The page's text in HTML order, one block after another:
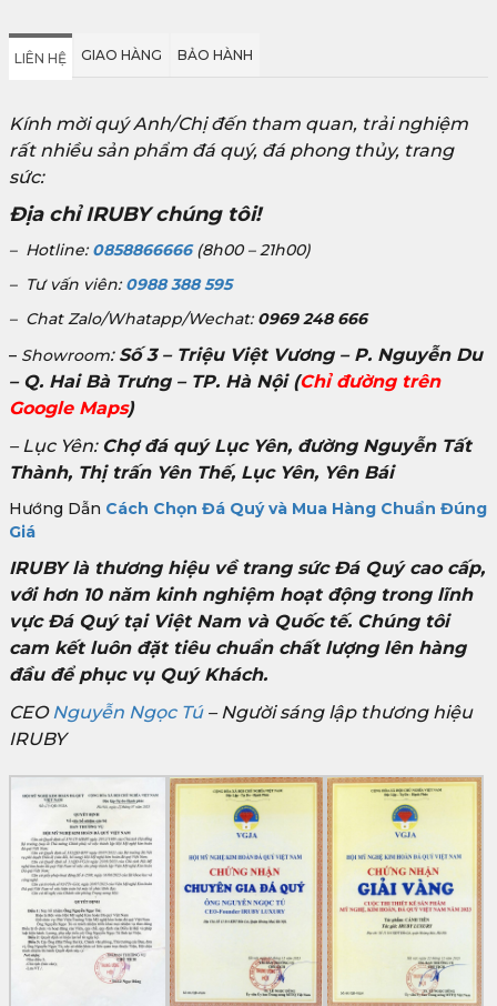
LIÊN HỆ GIAO HÀNG BẢO HÀNH
Kính mời quý Anh/Chị đến tham quan, trải nghiệm
rất nhiều sản phẩm đá quý, đá phong thủy, trang
sức:
Địa chỉ IRUBY chúng tôi!
– Hotline: 0858866666(8h00 – 21h00)
– Tư vấn viên: 0988 388 595
– Chat Zalo/Whatapp/Wechat: 0969 248 666
– Showroom: Số 3 – Triệu Việt Vương – P. Nguyễn Du
– Q. Hai Bà Trưng – TP. Hà Nội(Chỉ đường trên
Google Maps)
– Lục Yên: Chợ đá quý Lục Yên, đường Nguyễn Tất
Thành, Thị trấn Yên Thế, Lục Yên, Yên Bái
Hướng Dẫn Cách Chọn Đá Quý và Mua Hàng Chuẩn Đúng
Giá
IRUBY là thương hiệu về trang sức Đá Quý cao cấp,
với hơn 10 năm kinh nghiệm hoạt động trong lĩnh
vực Đá Quý tại Việt Nam và Quốc tế. Chúng tôi
cam kết luôn đặt tiêu chuẩn chất lượng lên hàng
đầu để phục vụ Quý Khách.
CEONguyễn Ngọc Tú– Người sáng lập thương hiệu
IRUBY